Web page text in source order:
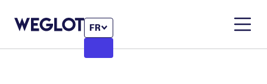
FR